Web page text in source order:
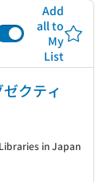
Add
all to
My
List
クティ
in Japan